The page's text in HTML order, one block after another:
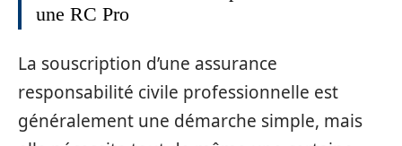
une RC Pro
La souscription d’une assurance
responsabilité civile professionnelle est
généralement une démarche simple, mais